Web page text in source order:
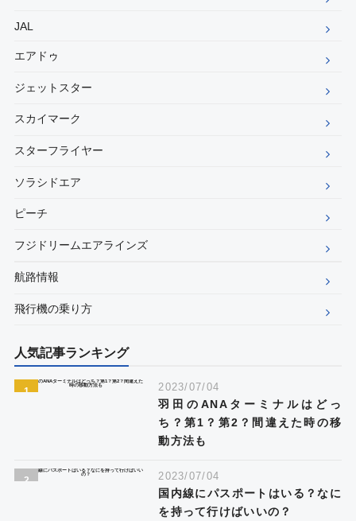
JAL
エアドゥ
ジェットスター
スカイマーク
スターフライヤー
ソラシドエア
ピーチ
フジドリームエアラインズ
航路情報
飛行機の乗り方
人気記事ランキング
2023/07/04
羽田のANAターミナルはどっ
ち？第1？第2？間違えた時の移
動方法も
2023/07/04
国内線にパスポートはいる？なに
を持って行けばいいの？